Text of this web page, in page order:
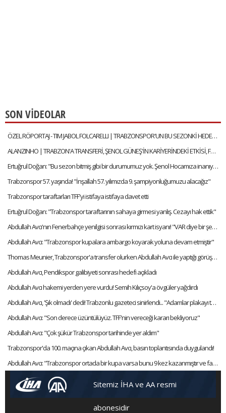
SON VİDEOLAR
ÖZEL RÖPORTAJ - TIM JABOL FOLCARELLI | TRABZONSPOR'UN BU SEZONKİ HEDEFLERİ, FATİH TEKKE, SAÇ TARZI
ALANZINHO | TRABZON'A TRANSFERİ, ŞENOL GÜNEŞ'İN KARİYERİNDEKİ ETKİSİ, FATİH TEKKE'Yİ NASIL TANIMLAR?
Ertuğrul Doğan: "Bu sezon bitmiş gibi bir durumumuz yok. Şenol Hocamıza inanıyorum"
Trabzonspor 57. yaşında! "İnşallah 57. yılımızda 9. şampiyonluğumuzu alacağız"
Trabzonspor taraftarları TFF'yi istifaya istifaya davet etti
Ertuğrul Doğan: "Trabzonspor taraftarının sahaya girmesi yanlış. Cezayı hak ettik"
Abdullah Avcı'nın Fenerbahçe yenilgisi sonrası kırmızı kart isyanı! "VAR diye bir şey var artık"
Abdullah Avcı: "Trabzonspor kupalara ambargo koyarak yoluna devam etmiştir"
Thomas Meunier, Trabzonspor'a transfer olurken Abdullah Avcı ile yaptığı görüşmeyi anlattı:
Abdullah Avcı, Pendikspor galibiyeti sonrası hedefi açıkladı
Abdullah Avcı hakemi yerden yere vurdu! Semih Kılıçsoy'a övgüler yağdırdı
Abdullah Avcı, 'Şık olmadı' dedi! Trabzonlu gazeteci sinirlendi... "Adamlar plakayı taktı hocam"
Abdullah Avcı: "Son derece üzüntülüyüz. TFF'nin vereceği kararı bekliyoruz"
Abdullah Avcı: "Çok şükür Trabzonspor tarihinde yer aldım"
Trabzonspor'da 100. maçına çıkan Abdullah Avcı, basın toplantısında duygulandı!
Abdullah Avcı: "Trabzonspor ortada bir kupa varsa bunu 9 kez kazanmıştır ve favorisidir"
Sitemiz İHA ve AA resmi
abonesidir